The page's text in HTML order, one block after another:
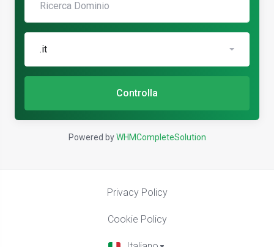
.it
Controlla
Powered byWHMCompleteSolution
Privacy Policy
Cookie Policy